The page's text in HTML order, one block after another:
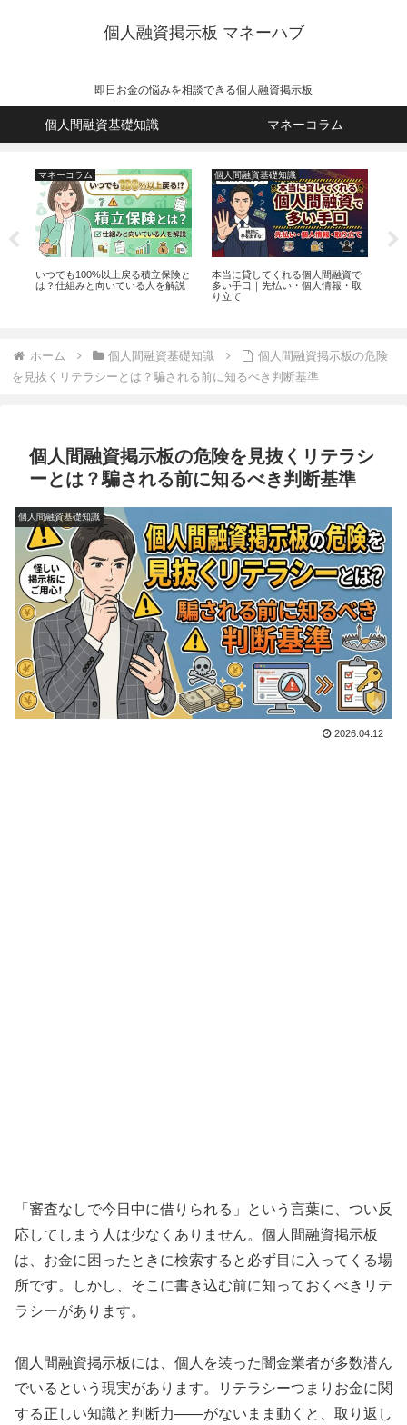
個人融資掲示板 マネーハブ
即日お金の悩みを相談できる個人融資掲示板
個人間融資基礎知識 マネーコラム
マネーコラム
いつでも100%以上戻る積立保険と
は？仕組みと向いている人を解説
個人間融資基礎知識
本当に貸してくれる個人間融資で
多い手口｜先払い・個人情報・取
り立て
ホーム 個人間融資基礎知識
個人間融資掲示板の危険
を見抜くリテラシーとは？騙される前に知るべき判断基準
個人間融資掲示板の危険を見抜くリテラシ
ーとは？騙される前に知るべき判断基準
個人間融資基礎知識
2026.04.12
「審査なしで今日中に借りられる」という言葉に、つい反
応してしまう人は少なくありません。個人間融資掲示板
は、お金に困ったときに検索すると必ず目に入ってくる場
所です。しかし、そこに書き込む前に知っておくべきリテ
ラシーがあります。
個人間融資掲示板には、個人を装った闇金業者が多数潜ん
でいるという現実があります。リテラシーつまりお金に関
する正しい知識と判断力——がないまま動くと、取り返し